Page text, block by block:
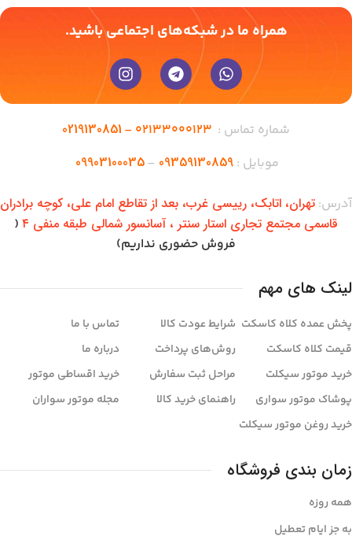
همراه ما در شبکه‌های اجتماعی باشید.
شماره تماس : 02133000123 –
0219130851
موبایل : 09359130859
–
09903100035
آدرس: تهران،‌ اتابک، رییسی غرب، بعد از تقاطع امام علی، کوچه برادران
قاسمی مجتمع تجاری استار سنتر ، آسانسور شمالی طبقه منفی ۴
(
فروش حضوری نداریم)
لینک های مهم
پخش عمده کلاه کاسکت
قیمت کلاه کاسکت
خرید موتور سیکلت
پوشاک موتور سواری
خرید روغن موتور سیکلت
شرایط عودت کالا
روش‌های پرداخت
مراحل ثبت سفارش
راهنمای خرید کالا
تماس با ما
درباره ما
خرید اقساطی موتور
مجله موتور سواران
زمان بندی فروشگاه
همه روزه
به جز ایام تعطیل